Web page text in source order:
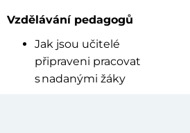
Vzdělávání pedagogů
Jak jsou učitelé
připraveni pracovat
s nadanými žáky